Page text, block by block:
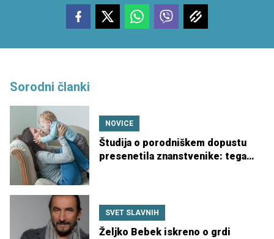
Sorodni članki
NOVICE
Študija o porodniškem dopustu
presenetila znanstvenike: tega
SVET SLAVNIH
Željko Bebek iskreno o grdi